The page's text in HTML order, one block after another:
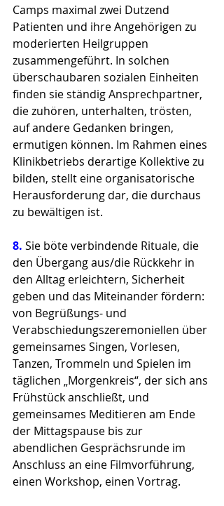
Camps maximal zwei Dutzend
Patienten und ihre Angehörigen zu
moderierten Heilgruppen
zusammengeführt. In solchen
überschaubaren sozialen Einheiten
finden sie ständig Ansprechpartner,
die zuhören, unterhalten, trösten,
auf andere Gedanken bringen,
ermutigen können. Im Rahmen eines
Klinikbetriebs derartige Kollektive zu
bilden, stellt eine organisatorische
Herausforderung dar, die durchaus
zu bewältigen ist.
8. Sie böte verbindende Rituale, die
den Übergang aus/die Rückkehr in
den Alltag erleichtern, Sicherheit
geben und das Miteinander fördern:
von Begrüßungs- und
Verabschiedungszeremoniellen über
gemeinsames Singen, Vorlesen,
Tanzen, Trommeln und Spielen im
täglichen „Morgenkreis“, der sich ans
Frühstück anschließt, und
gemeinsames Meditieren am Ende
der Mittagspause bis zur
abendlichen Gesprächsrunde im
Anschluss an eine Filmvorführung,
einen Workshop, einen Vortrag.